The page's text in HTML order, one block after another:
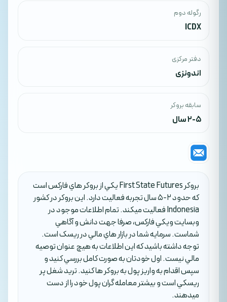
رگوله دوم
ICDX
دفتر مرکزی
اندونزی
سابقه بروکر
2-5 سال
بروکر First State Futures يکي از بروکر هاي فارکس است
که حدود 2-5 سال تجربه فعاليت دارد. اين بروکر در کشور
Indonesia فعاليت ميکند. تمام اطلاعات موجود در
وبسايت ويکي فارکس، صرفا جهت دانش و آگاهي
شماست. سرمايه شما در بازار هاي مالي در ريسک است.
توجه داشته باشيد که اين اطلاعات به هيچ عنوان توصيه
مالي نيست. اول خودتان به صورت کامل بررسي کنيد و
سپس اقدام به واريز پول به بروکر ها کنيد. تريد شغل پر
ريسکي است و بيشتر معامله گران پول خود را از دست
ميدهند.